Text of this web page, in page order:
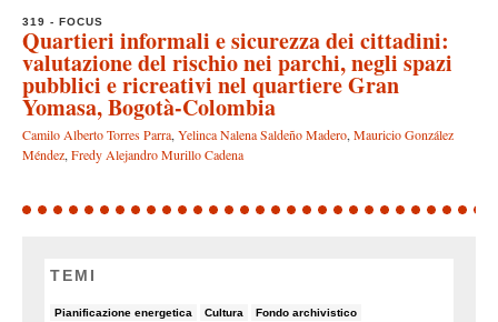
319 - FOCUS
Quartieri informali e sicurezza dei cittadini:
valutazione del rischio nei parchi, negli spazi
pubblici e ricreativi nel quartiere Gran
Yomasa, Bogotà-Colombia
Camilo Alberto Torres Parra, Yelinca Nalena Saldeño Madero, Mauricio González
Méndez, Fredy Alejandro Murillo Cadena
TEMI
Pianificazione energetica
5/82 Cultura
7/82 Fondo archivistico
7/82